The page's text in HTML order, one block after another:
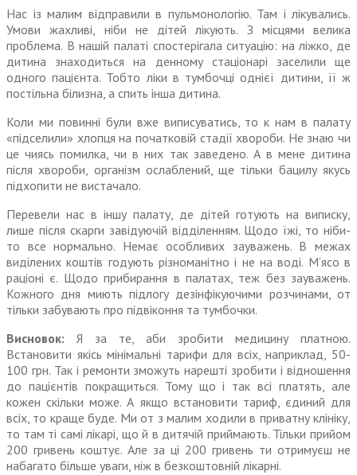
Нас із малим відправили в пульмонологію. Там і лікувались.
Умови жахливі, ніби не дітей лікують. З місцями велика
проблема. В нашій палаті спостерігала ситуацію: на ліжко, де
дитина знаходиться на денному стаціонарі заселили ще
одного пацієнта. Тобто ліки в тумбочці однієї дитини, її ж
постільна білизна, а спить інша дитина.
Коли ми повинні були вже виписуватись, то к нам в палату
«підселили» хлопця на початковій стадії хвороби. Не знаю чи
це чиясь помилка, чи в них так заведено. А в мене дитина
після хвороби, організм ослаблений, ще тільки бацилу якусь
підхопити не вистачало.
Перевели нас в іншу палату, де дітей готують на виписку,
лише після скарги завідуючій відділенням. Щодо їжі, то ніби-
то все нормально. Немає особливих зауважень. В межах
виділених коштів годують різнома­нітно і не на воді. М’ясо в
раціоні є. Щодо прибирання в палатах, теж без зауважень.
Кожного дня миють підлогу дезінфікуючими розчинами, от
тільки забувають про підвіконня та тумбочки.
Висновок: Я за те, аби зробити медицину платною.
Встановити якісь мінімальні тарифи для всіх, напри­клад, 50-
100 грн. Так і ремонти зможуть нарешті зробити і відношення
до пацієнтів покращиться. Тому що і так всі платять, але
кожен скільки може. А якщо встановити тариф, єдиний для
всіх, то краще буде. Ми от з малим ходили в приватну клініку,
то там ті самі лікарі, що й в дитячій приймають. Тільки прийом
200 гривень коштує. Але за ці 200 гривень ти отримуєш не
набагато більше уваги, ніж в безкоштовній лікарні.